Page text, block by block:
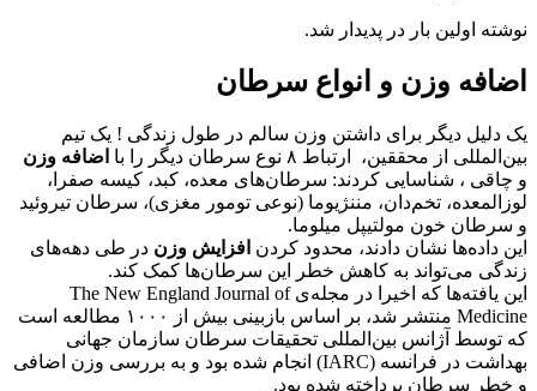
نوشته اولین بار در پدیدار شد.
اضافه وزن و انواع سرطان
یک دلیل دیگر برای داشتن وزن سالم در طول زندگی ! یک تیم
بین‌المللی از محققین، ارتباط ۸ نوع سرطان دیگر را با
اضافه وزن
و چاقی ، شناسایی کردند: سرطان‌های معده، کبد، کیسه صفرا،
لوزالمعده، تخم‌دان، مننژیوما (نوعی تومور مغزی)، سرطان تیروئید
و سرطان خون مولتیپل میلوما.
این داده‌ها نشان دادند، محدود کردن افزایش وزن در طی دهه‌های
زندگی می‌تواند به کاهش خطر این سرطان‌ها کمک کند.
این یافته‌ها که اخیرا در مجله‌ی The New England Journal of
Medicine منتشر شد، بر اساس بازبینی بیش از ۱۰۰۰ مطالعه است
که توسط آژانس بین‌المللی تحقیقات سرطان سازمان جهانی
بهداشت در فرانسه (IARC) انجام شده بود و به بررسی وزن اضافی
و خطر سرطان پرداخته شده بود.